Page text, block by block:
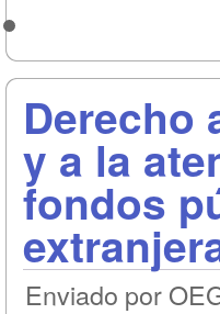
Derecho
y a la
fondos
Enviado por